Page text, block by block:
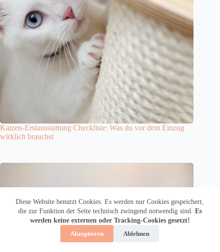
Diese Website benutzt Cookies. Es werden nur Cookies gespeichert,
die zur Funktion der Seite technisch zwingend notwendig sind. Es
werden keine externen oder Tracking-Cookies gesetzt!
Akzeptieren
Ablehnen
Katzen-Erstausstattung Checkliste: Was du vor dem Einzug
wirklich brauchst